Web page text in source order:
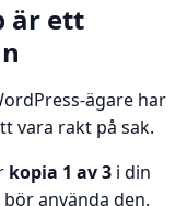
är ett
ägare har
vara rakt på sak.
kopia 1 av 3 i din
använda den.